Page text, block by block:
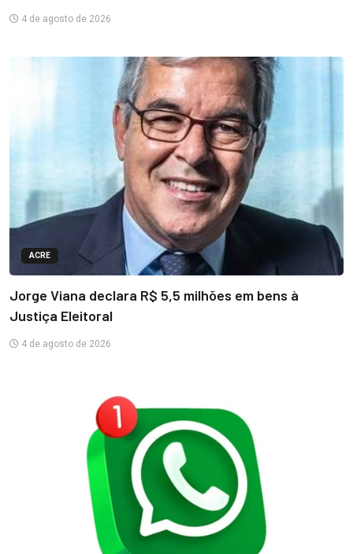
4 de agosto de 2026
ACRE
Jorge Viana declara R$ 5,5 milhões em bens à
Justiça Eleitoral
4 de agosto de 2026